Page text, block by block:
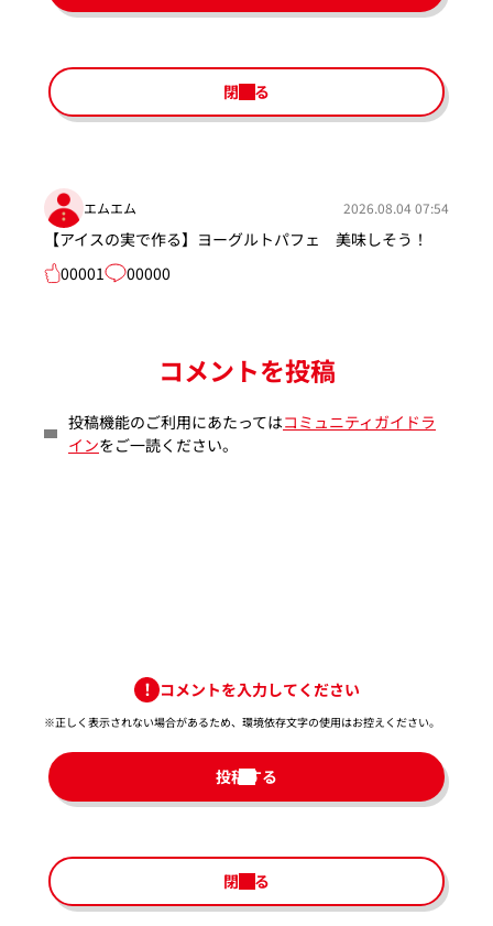
閉じる
エムエム 2026.08.04 07:54
【アイスの実で作る】ヨーグルトパフェ 美味しそう！
00001
00000
コメントを投稿
投稿機能のご利用にあたってはコミュニティガイドラ
インをご一読ください。
コメントを入力してください
※正しく表示されない場合があるため、環境依存文字の使用はお控えください。​
投稿する
閉じる